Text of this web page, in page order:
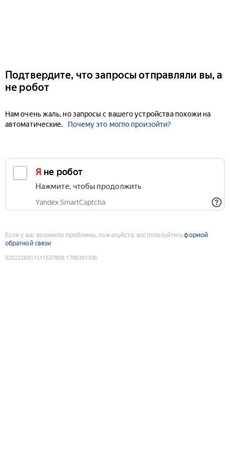
Подтвердите, что запросы отправляли вы, а
не робот
Нам очень жаль, но запросы с вашего устройства похожи на
автоматические.
Почему это могло произойти?
Я не робот
Нажмите, чтобы продолжить
Yandex SmartCaptcha
Если у вас возникли проблемы, пожалуйста, воспользуйтесьформой
обратной связи
9202228811511527809:1786391336